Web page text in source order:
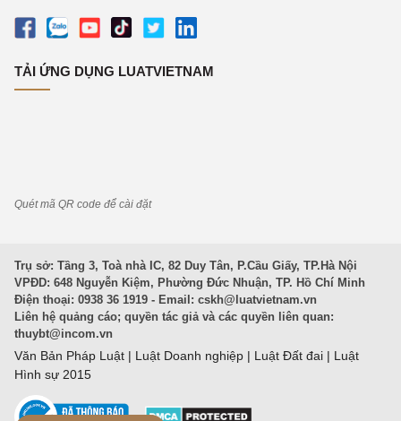
TẢI ỨNG DỤNG LUATVIETNAM
Quét mã QR code để cài đặt
Trụ sở: Tầng 3, Toà nhà IC, 82 Duy Tân, P.Cầu Giấy, TP.Hà Nội
VPĐD: 648 Nguyễn Kiệm, Phường Đức Nhuận, TP. Hồ Chí Minh
Điện thoại: 0938 36 1919 - Email: cskh@luatvietnam.vn
Liên hệ quảng cáo; quyền tác giả và các quyền liên quan:
thuybt@incom.vn
Văn Bản Pháp Luật | Luật Doanh nghiệp | Luật Đất đai | Luật
Hình sự 2015